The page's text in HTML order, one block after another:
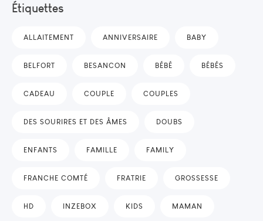
Étiquettes
ALLAITEMENT ANNIVERSAIRE BABY
BELFORT BESANCON BÉBÉ BÉBÉS
CADEAU COUPLE COUPLES
DES SOURIRES ET DES ÂMES DOUBS
ENFANTS FAMILLE FAMILY
FRANCHE COMTÉ FRATRIE GROSSESSE
HD INZEBOX KIDS MAMAN